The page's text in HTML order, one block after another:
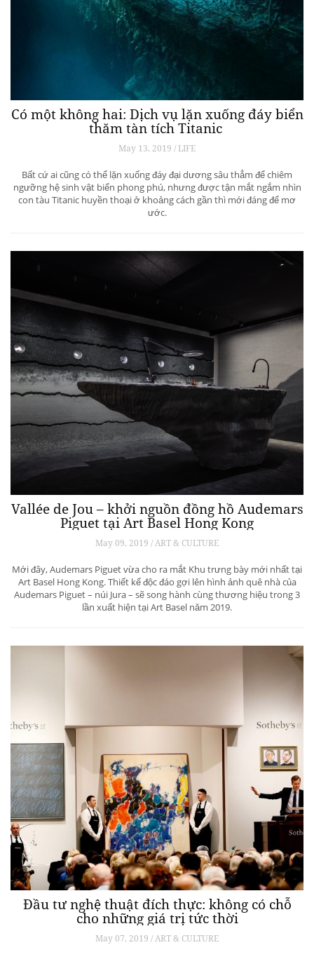
Có một không hai: Dịch vụ lặn xuống đáy biển
thăm tàn tích Titanic
May 13, 2019 / LIFE
Bất cứ ai cũng có thể lặn xuống đáy đại dương sâu thẳm để chiêm
ngưỡng hệ sinh vật biển phong phú, nhưng được tận mắt ngắm nhìn
con tàu Titanic huyền thoại ở khoảng cách gần thì mới đáng để mơ
ước.
Vallée de Jou – khởi nguồn đồng hồ Audemars
Piguet tại Art Basel Hong Kong
May 09, 2019 / ART & CULTURE
Mới đây, Audemars Piguet vừa cho ra mắt Khu trưng bày mới nhất tại
Art Basel Hong Kong. Thiết kế độc đáo gợi lên hình ảnh quê nhà của
Audemars Piguet – núi Jura – sẽ song hành cùng thương hiệu trong 3
lần xuất hiện tại Art Basel năm 2019.
Đầu tư nghệ thuật đích thực: không có chỗ
cho những giá trị tức thời
May 07, 2019 / ART & CULTURE